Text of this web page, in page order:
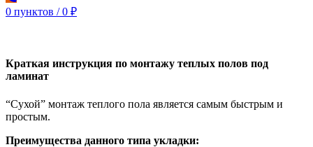
0 пунктов / 0 ₽
Краткая инструкция по монтажу теплых полов под
ламинат
“Сухой” монтаж теплого пола является самым быстрым и
простым.
Преимущества данного типа укладки: